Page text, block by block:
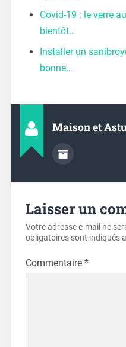
Covid-19 : le verre
bientôt…
Installer un
bonne…
Maison et
Laisser un
Votre adresse e-mail ne
obligatoires sont indiqués
Commentaire *